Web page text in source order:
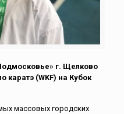
г. Щелково
каратэ (WKF) на Кубок
массовых городских